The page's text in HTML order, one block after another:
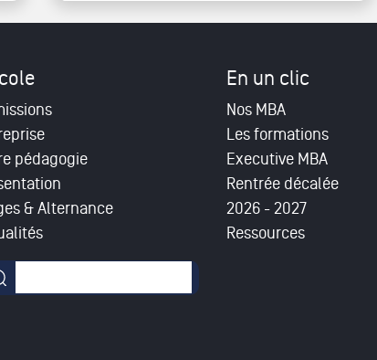
pédagogie
& Alternance
de recherche
En un clic
Nos MBA
Les formations
Executive MBA
Rentrée décalée
2026 - 2027
Ressources